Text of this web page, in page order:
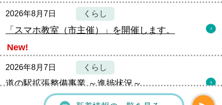
2026年8月7日 くらし
「スマホ教室（市主催）」を開催します。
New!
2026年8月7日 くらし
道の駅拡張整備事業 ～進捗状況～